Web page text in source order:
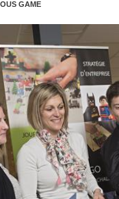
GAME